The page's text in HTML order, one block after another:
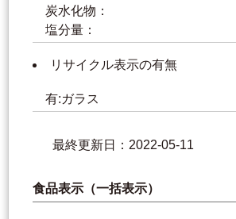
炭水化物：
塩分量：
リサイクル表示の有無
有:ガラス
最終更新日：2022-05-11
食品表示（一括表示）